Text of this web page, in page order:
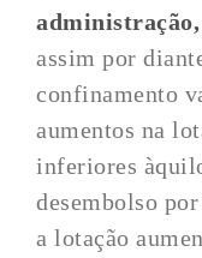
administração,
assim por
confinamento
aumentos na
inferiores
desembolso
a lotação